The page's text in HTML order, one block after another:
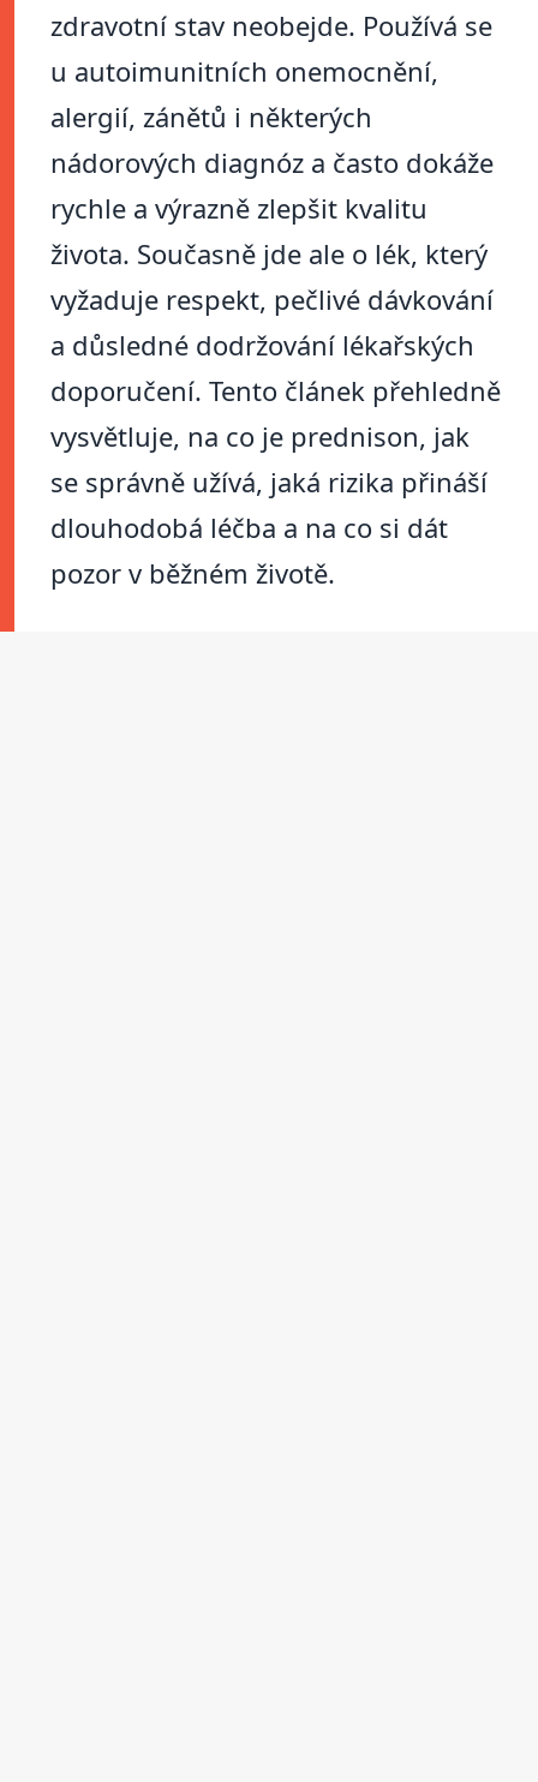
zdravotní stav neobejde. Používá se
u autoimunitních onemocnění,
alergií, zánětů i některých
nádorových diagnóz a často dokáže
rychle a výrazně zlepšit kvalitu
života. Současně jde ale o lék, který
vyžaduje respekt, pečlivé dávkování
a důsledné dodržování lékařských
doporučení. Tento článek přehledně
vysvětluje, na co je prednison, jak
se správně užívá, jaká rizika přináší
dlouhodobá léčba a na co si dát
pozor v běžném životě.